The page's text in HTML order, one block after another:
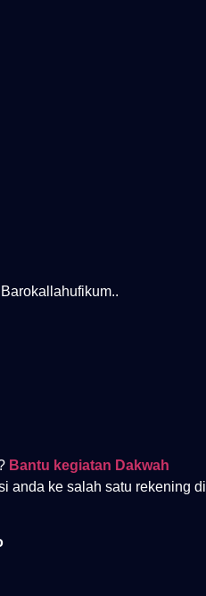
Bantu kegiatan Dakwah
anda ke salah satu rekening di